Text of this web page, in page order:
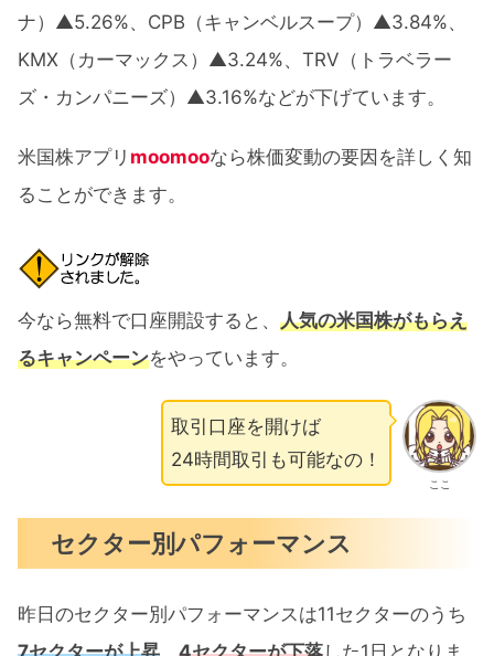
ナ）▲5.26%、CPB（キャンベルスープ）▲3.84%、
KMX（カーマックス）▲3.24%、TRV（トラベラー
ズ・カンパニーズ）▲3.16%などが下げています。
米国株アプリ moomooなら株価変動の要因を詳しく知
ることができます。
今なら無料で口座開設すると、 人気の米国株がもらえ
るキャンペーンをやっています。
ここ
取引口座を開けば
24時間取引も可能なの！
セクター別パフォーマンス
昨日のセクター別パフォーマンスは11セクターのうち
7セクターが上昇
4セクターが下落した1日となりま